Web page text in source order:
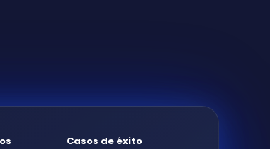
Casos de éxito